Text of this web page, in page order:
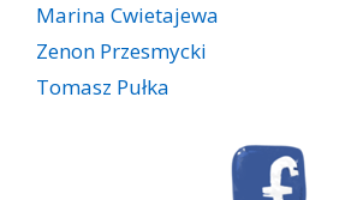
Marina Cwietajewa
Zenon Przesmycki
Tomasz Pułka